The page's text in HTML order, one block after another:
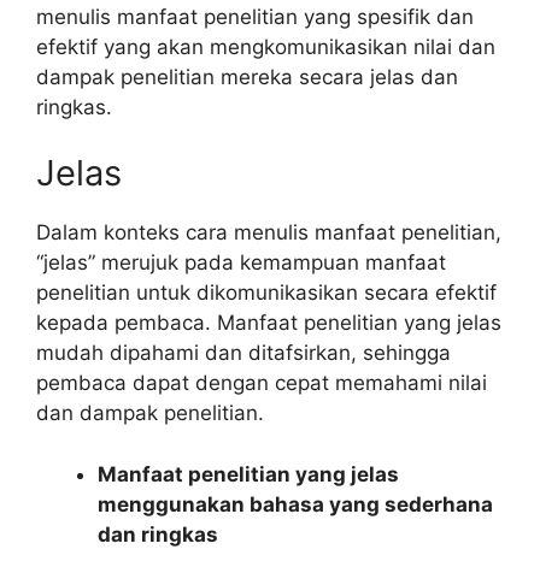
menulis manfaat penelitian yang spesifik dan
efektif yang akan mengkomunikasikan nilai dan
dampak penelitian mereka secara jelas dan
ringkas.
Jelas
Dalam konteks cara menulis manfaat penelitian,
“jelas” merujuk pada kemampuan manfaat
penelitian untuk dikomunikasikan secara efektif
kepada pembaca. Manfaat penelitian yang jelas
mudah dipahami dan ditafsirkan, sehingga
pembaca dapat dengan cepat memahami nilai
dan dampak penelitian.
Manfaat penelitian yang jelas
menggunakan bahasa yang sederhana
dan ringkas